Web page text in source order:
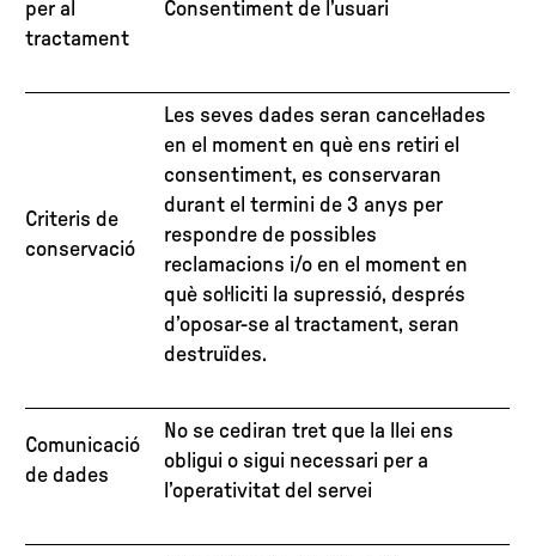
per al
tractament
Consentiment de l’usuari
Criteris de
conservació
Les seves dades seran cancel·lades
en el moment en què ens retiri el
consentiment, es conservaran
durant el termini de 3 anys per
respondre de possibles
reclamacions i/o en el moment en
què sol·liciti la supressió, després
d’oposar-se al tractament, seran
destruïdes.
Comunicació
de dades
No se cediran tret que la llei ens
obligui o sigui necessari per a
l’operativitat del servei